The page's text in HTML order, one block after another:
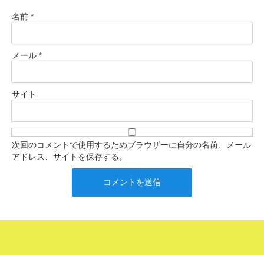
名前 *
メール *
サイト
次回のコメントで使用するためブラウザーに自分の名前、メール
アドレス、サイトを保存する。